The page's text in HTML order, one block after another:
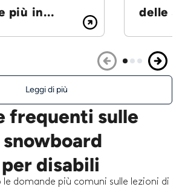
più in...
delle
Leggi di più
frequenti sulle
disabili
domande più comuni sulle lezioni di